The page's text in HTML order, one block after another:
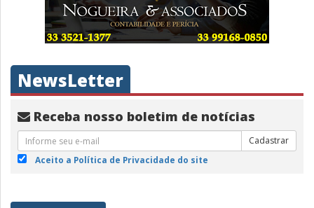
NewsLetter
Receba nosso boletim de notícias
Cadastrar
Aceito a Política de Privacidade do site